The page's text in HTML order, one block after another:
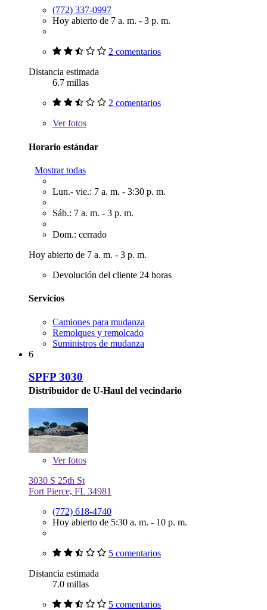
(772) 337-0997
Hoy abierto de 7 a. m. - 3 p. m.
2 comentarios
Distancia estimada
6.7 millas
2 comentarios
Verfotos
Horario estándar
Mostrar todas
Lun.- vie.: 7 a. m. - 3:30 p. m.
Sáb.: 7 a. m. - 3 p. m.
Dom.: cerrado
Hoy abierto de 7 a. m. - 3 p. m.
Devolución del cliente 24 horas
Servicios
Camiones para mudanza
Remolques y remolcado
Suministros de mudanza
6
SPFP 3030
Distribuidor de U-Haul del vecindario
Verfotos
3030 S 25th St
Fort Pierce, FL 34981
(772) 618-4740
Hoy abierto de 5:30 a. m. - 10 p. m.
5 comentarios
Distancia estimada
7.0 millas
5 comentarios